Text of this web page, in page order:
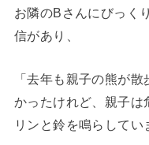
お隣のBさんにびっく
信があり、
「去年も親子の熊が
かったけれど、親子は
リンと鈴を鳴らしてい